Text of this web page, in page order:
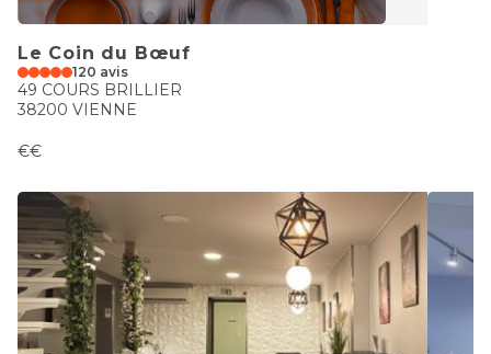
Le Coin du Bœuf
120 avis
49 COURS BRILLIER
38200 VIENNE
€€